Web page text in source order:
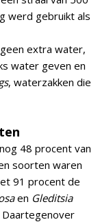
werd gebruikt als
extra water,
water geven en
, waterzakken die
48 procent van
soorten waren
91 procent de
en Gleditsia